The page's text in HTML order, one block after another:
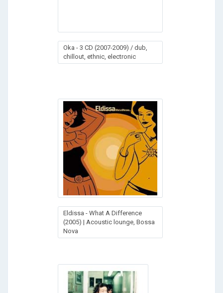
Oka - 3 CD (2007-2009) / dub,
chillout, ethnic, electronic
Eldissa - What A Difference
(2005) | Acoustic lounge, Bossa
Nova